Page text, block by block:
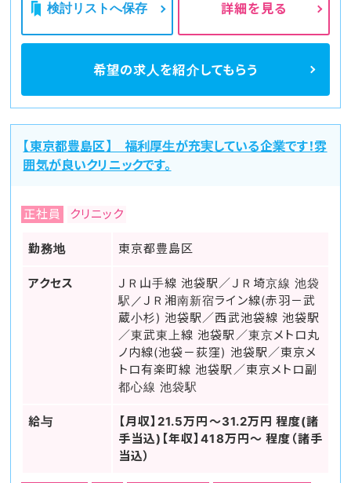
検討リストへ保存 詳細を見る
希望の求人を紹介してもらう
【東京都豊島区】 福利厚生が充実している企業です！雰
囲気が良いクリニックです。
正社員 クリニック
勤務地 東京都豊島区
アクセス
ＪＲ山手線 池袋駅／ＪＲ埼京線 池袋
駅／ＪＲ湘南新宿ライン線(赤羽－武
蔵小杉) 池袋駅／西武池袋線 池袋駅
／東武東上線 池袋駅／東京メトロ丸
ノ内線(池袋－荻窪) 池袋駅／東京メ
トロ有楽町線 池袋駅／東京メトロ副
都心線 池袋駅
給与
【月収】21.5万円～31.2万円 程度(諸
手当込)【年収】418万円～ 程度（諸手
当込）